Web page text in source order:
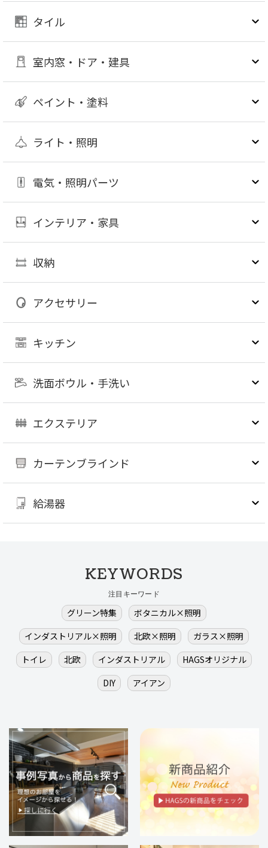
タイル
室内窓・ドア・建具
ペイント・塗料
ライト・照明
電気・照明パーツ
インテリア・家具
収納
アクセサリー
キッチン
洗面ボウル・手洗い
エクステリア
カーテンブラインド
給湯器
KEYWORDS
注目キーワード
グリーン特集
ボタニカル×照明
インダストリアル×照明
北欧×照明
ガラス×照明
トイレ
北欧 インダストリアル
HAGSオリジナル
DIY
アイアン